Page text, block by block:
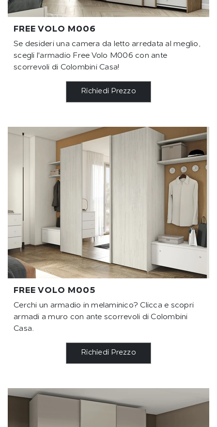
FREE VOLO M006
Se desideri una camera da letto arredata al meglio,
scegli l'armadio Free Volo M006 con ante
scorrevoli di Colombini Casa!
Richiedi Prezzo
FREE VOLO M005
Cerchi un armadio in melaminico? Clicca e scopri
armadi a muro con ante scorrevoli di Colombini
Casa.
Richiedi Prezzo